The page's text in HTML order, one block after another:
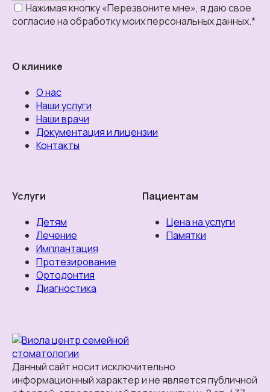
Нажимая кнопку «Перезвоните мне», я даю свое
согласие на обработку моих персональных данных.*
центр семейной
стоматологии
Данный сайт носит исключительно
информационный характер и не является публичной
О клинике
О нас
Наши услуги
Наши врачи
Документация и лицензии
Контакты
Услуги
Детям
Лечение
Имплантация
Протезирование
Ортодонтия
Диагностика
Пациентам
Цена на услуги
Памятки